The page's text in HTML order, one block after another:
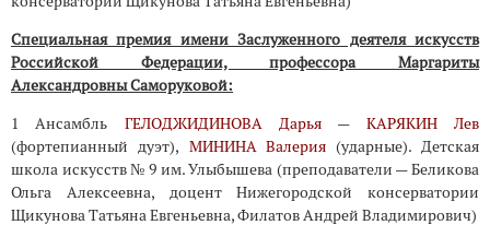
Специальная премия имени Заслуженного деятеля искусств
Российской Федерации, профессора Маргариты
Александровны Саморуковой:
1 Ансамбль ГЕЛОДЖИДИНОВА Дарья — КАРЯКИН Лев
(фортепианный дуэт), МИНИНА Валерия (ударные). Детская
школа искусств № 9 им. Улыбышева (преподаватели — Беликова
Ольга Алексеевна, доцент Нижегородской консерватории
Щикунова Татьяна Евгеньевна, Филатов Андрей Владимирович)